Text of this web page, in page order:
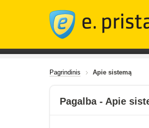
Pagrindinis Apie sistemą
Pagalba - Apie